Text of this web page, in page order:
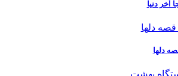
آخر دنیا
دلها